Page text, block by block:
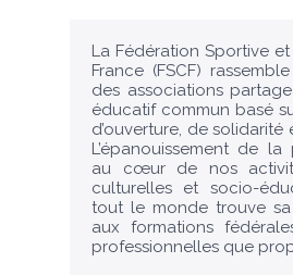
La Fédération Sportive
France (FSCF)
des associations
éducatif commun basé
d’ouverture, de solidarité
L’épanouissement de
au cœur de nos
culturelles et socio-
tout le monde trouve
aux formations
professionnelles que